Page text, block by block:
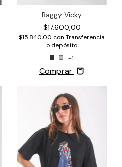
Baggy Vicky
$17.600,00
$15.840,00 con Transferencia
o depósito
+1
Comprar